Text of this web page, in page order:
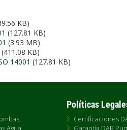
KB)
(127.81 KB)
(3.93 MB)
(411.08 KB)
14001 (127.81 KB)
Agua
Políticas
Certificaciones
Garantía DAB